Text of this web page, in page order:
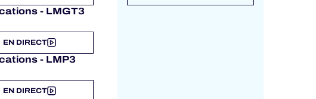
- LMGT3
EN DIRECT
- LMP3
EN DIRECT